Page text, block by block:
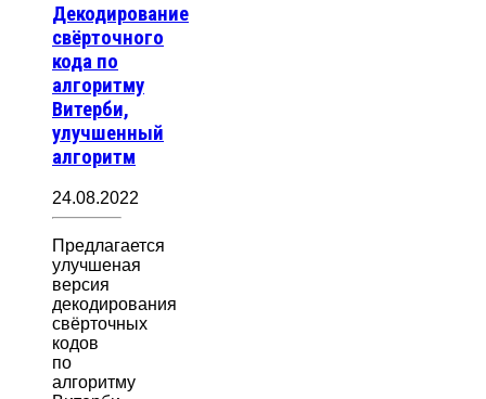
Декодирование
свёрточного
кода по
алгоритму
Витерби,
улучшенный
алгоритм
24.08.2022
Предлагается
улучшеная
версия
декодирования
свёрточных
кодов
по
алгоритму